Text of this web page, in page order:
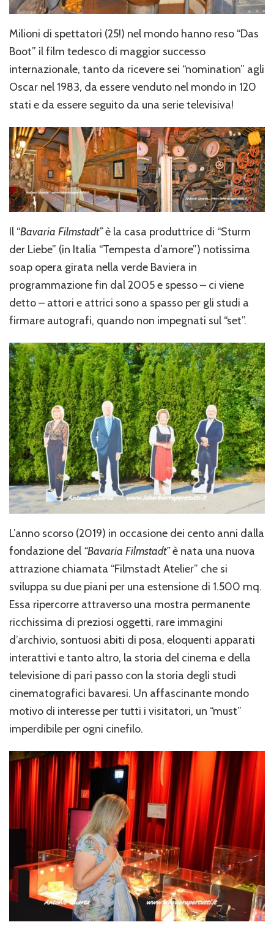
Milioni di spettatori (25!) nel mondo hanno reso “Das
Boot” il film tedesco di maggior successo
internazionale, tanto da ricevere sei “nomination” agli
Oscar nel 1983, da essere venduto nel mondo in 120
stati e da essere seguito da una serie televisiva!
Il “Bavaria Filmstadt”è la casa produttrice di “Sturm
der Liebe” (in Italia “Tempesta d’amore”) notissima
soap opera girata nella verde Baviera in
programmazione fin dal 2005 e spesso – ci viene
detto – attori e attrici sono a spasso per gli studi a
firmare autografi, quando non impegnati sul “set”.
L’anno scorso (2019) in occasione dei cento anni dalla
fondazione del “Bavaria Filmstadt”è nata una nuova
attrazione chiamata “Filmstadt Atelier” che si
sviluppa su due piani per una estensione di 1.500 mq.
Essa ripercorre attraverso una mostra permanente
ricchissima di preziosi oggetti, rare immagini
d’archivio, sontuosi abiti di posa, eloquenti apparati
interattivi e tanto altro, la storia del cinema e della
televisione di pari passo con la storia degli studi
cinematografici bavaresi. Un affascinante mondo
motivo di interesse per tutti i visitatori, un “must”
imperdibile per ogni cinefilo.